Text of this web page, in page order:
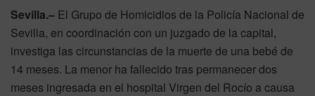
Sevilla.– El Grupo de Homicidios de la Policía Nacional de
Sevilla, en coordinación con un juzgado de la capital,
investiga las circunstancias de la muerte de una bebé de
14 meses. La menor ha fallecido tras permanecer dos
meses ingresada en el hospital Virgen del Rocío a causa